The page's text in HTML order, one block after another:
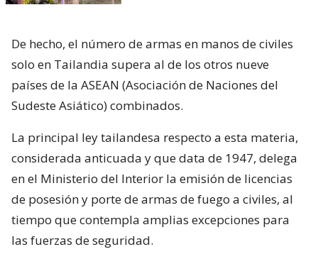
De hecho, el número de armas en manos de civiles
solo en Tailandia supera al de los otros nueve
países de la ASEAN (Asociación de Naciones del
Sudeste Asiático) combinados.
La principal ley tailandesa respecto a esta materia,
considerada anticuada y que data de 1947, delega
en el Ministerio del Interior la emisión de licencias
de posesión y porte de armas de fuego a civiles, al
tiempo que contempla amplias excepciones para
las fuerzas de seguridad.